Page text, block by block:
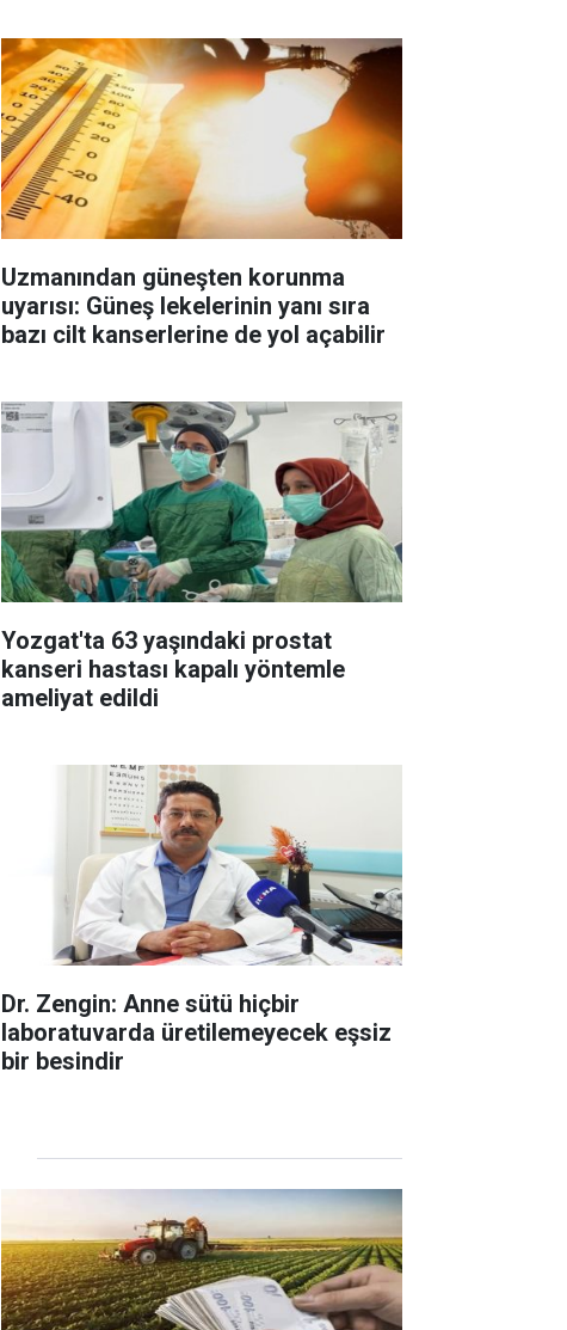
Uzmanından güneşten korunma
uyarısı: Güneş lekelerinin yanı sıra
bazı cilt kanserlerine de yol açabilir
Yozgat'ta 63 yaşındaki prostat
kanseri hastası kapalı yöntemle
ameliyat edildi
Dr. Zengin: Anne sütü hiçbir
laboratuvarda üretilemeyecek eşsiz
bir besindir